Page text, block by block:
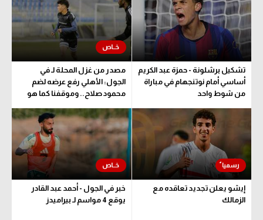
تشكيل برشلونة - حمزة عبد الكريم
أساسي أمام نوتنجهام في مباراة
من شوط واحد
مصدر من غزل المحلة لـ في
الجول: الأهلي رفع عرضه لضم
محمود صلاح.. وموقفنا كما هو
إيشو يعلن تجديد تعاقده مع
الزمالك
خبر في الجول - أحمد عبد القادر
يوقع 4 مواسم لـ بيراميدز